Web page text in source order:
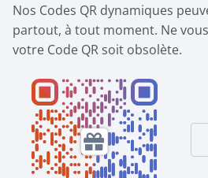
Nos Codes QR dynamiques
partout, à tout moment. Ne
votre Code QR soit obsolète.